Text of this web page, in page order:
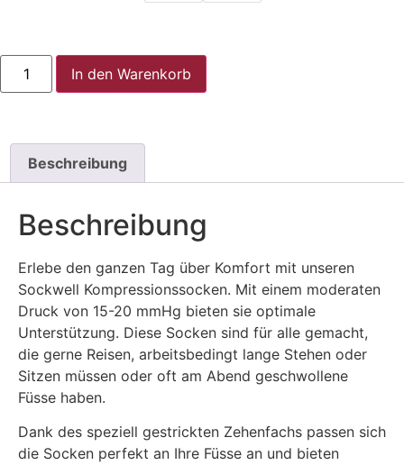
In den Warenkorb
Beschreibung
Beschreibung
Erlebe den ganzen Tag über Komfort mit unseren
Sockwell Kompressionssocken. Mit einem moderaten
Druck von 15-20 mmHg bieten sie optimale
Unterstützung. Diese Socken sind für alle gemacht,
die gerne Reisen, arbeitsbedingt lange Stehen oder
Sitzen müssen oder oft am Abend geschwollene
Füsse haben.
Dank des speziell gestrickten Zehenfachs passen sich
die Socken perfekt an Ihre Füsse an und bieten